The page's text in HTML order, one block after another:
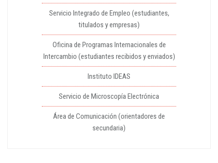
Servicio Integrado de Empleo (estudiantes,
titulados y empresas)
Oficina de Programas Internacionales de
Intercambio (estudiantes recibidos y enviados)
Instituto IDEAS
Servicio de Microscopía Electrónica
Área de Comunicación (orientadores de
secundaria)